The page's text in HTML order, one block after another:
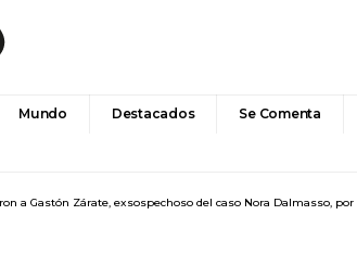
Mundo Destacados Se Comenta
a Gastón Zárate, exsospechoso del caso Nora Dalmasso,